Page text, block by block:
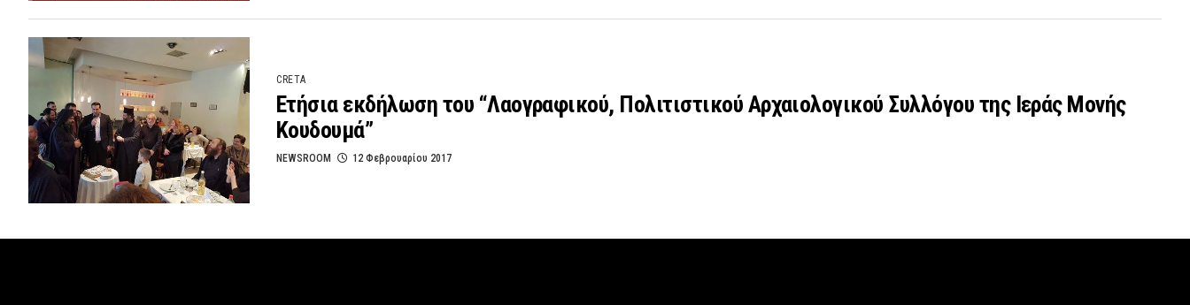
CRETA
Ετήσια εκδήλωση του “Λαογραφικού, Πολιτιστικού Αρχαιολογικού Συλλόγου της Ιεράς Μονής
Κουδουμά”
NEWSROOM 12 Φεβρουαρίου 2017